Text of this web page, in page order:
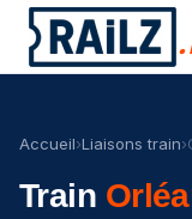
Accueil›Liaisons train›
Train